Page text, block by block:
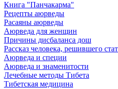
Книга "Панчакарма"
Рецепты аюрведы
Расаяны аюрведы
Аюрведа для женщин
Причины дисбаланса дош
Рассказ человека, решившего
Аюрведа и специи
Аюрведа и знаменитости
Лечебные методы Тибета
Тибетская медицина